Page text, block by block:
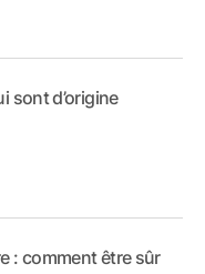
sont d’origine
: comment être sûr